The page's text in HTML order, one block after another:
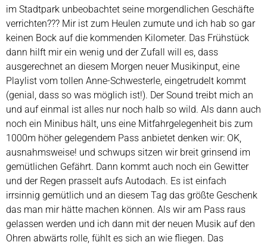
im Stadtpark unbeobachtet seine morgendlichen Geschäfte
verrichten??? Mir ist zum Heulen zumute und ich hab so gar
keinen Bock auf die kommenden Kilometer. Das Frühstück
dann hilft mir ein wenig und der Zufall will es, dass
ausgerechnet an diesem Morgen neuer Musikinput, eine
Playlist vom tollen Anne-Schwesterle, eingetrudelt kommt
(genial, dass so was möglich ist!). Der Sound treibt mich an
und auf einmal ist alles nur noch halb so wild. Als dann auch
noch ein Minibus hält, uns eine Mitfahrgelegenheit bis zum
1000m höher gelegendem Pass anbietet denken wir: OK,
ausnahmsweise! und schwups sitzen wir breit grinsend im
gemütlichen Gefährt. Dann kommt auch noch ein Gewitter
und der Regen prasselt aufs Autodach. Es ist einfach
irrsinnig gemütlich und an diesem Tag das größte Geschenk
das man mir hätte machen können. Als wir am Pass raus
gelassen werden und ich dann mit der neuen Musik auf den
Ohren abwärts rolle, fühlt es sich an wie fliegen. Das